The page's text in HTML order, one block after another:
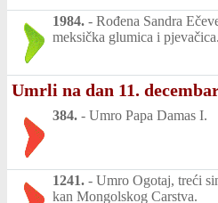
1984. - Rođena Sandra
meksička glumica i pjevačica.
Umrli na dan 11.
384. - Umro Papa Damas I.
1241. - Umro Ogotaj, treći
kan Mongolskog Carstva.